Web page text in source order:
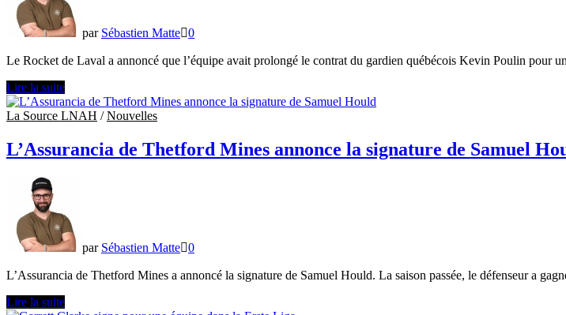
par Sébastien Matte 0
Le Rocket de Laval a annoncé que l’équipe avait prolongé le contrat du gardien québécois Kevin Poulin pour
Le
contrat
de
Poulin
est
Rocket
de
Laval
Lire la suite
La Source LNAH /Nouvelles
L’Assurancia de Thetford Mines annonce la signature de Samuel
par Sébastien Matte 0
L’Assurancia de Thetford Mines a annoncé la signature de Samuel Hould. La saison passée, le défenseur a
L’Assurancia
Lire la suite